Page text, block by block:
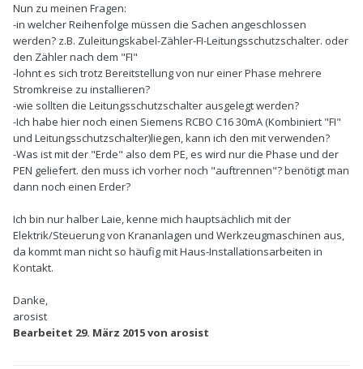
Nun zu meinen Fragen:
-in welcher Reihenfolge müssen die Sachen angeschlossen
werden? z.B. Zuleitungskabel-Zähler-FI-Leitungsschutzschalter. oder
den Zähler nach dem "FI"
-lohnt es sich trotz Bereitstellung von nur einer Phase mehrere
Stromkreise zu installieren?
-wie sollten die Leitungsschutzschalter ausgelegt werden?
-Ich habe hier noch einen Siemens RCBO C16 30mA (Kombiniert "FI"
und Leitungsschutzschalter)liegen, kann ich den mit verwenden?
-Was ist mit der "Erde" also dem PE, es wird nur die Phase und der
PEN geliefert. den muss ich vorher noch "auftrennen"? benötigt man
dann noch einen Erder?
Ich bin nur halber Laie, kenne mich hauptsächlich mit der
Elektrik/Steuerung von Krananlagen und Werkzeugmaschinen aus,
da kommt man nicht so häufig mit Haus-Installationsarbeiten in
Kontakt.
Danke,
arosist
Bearbeitet 29. März 2015von arosist